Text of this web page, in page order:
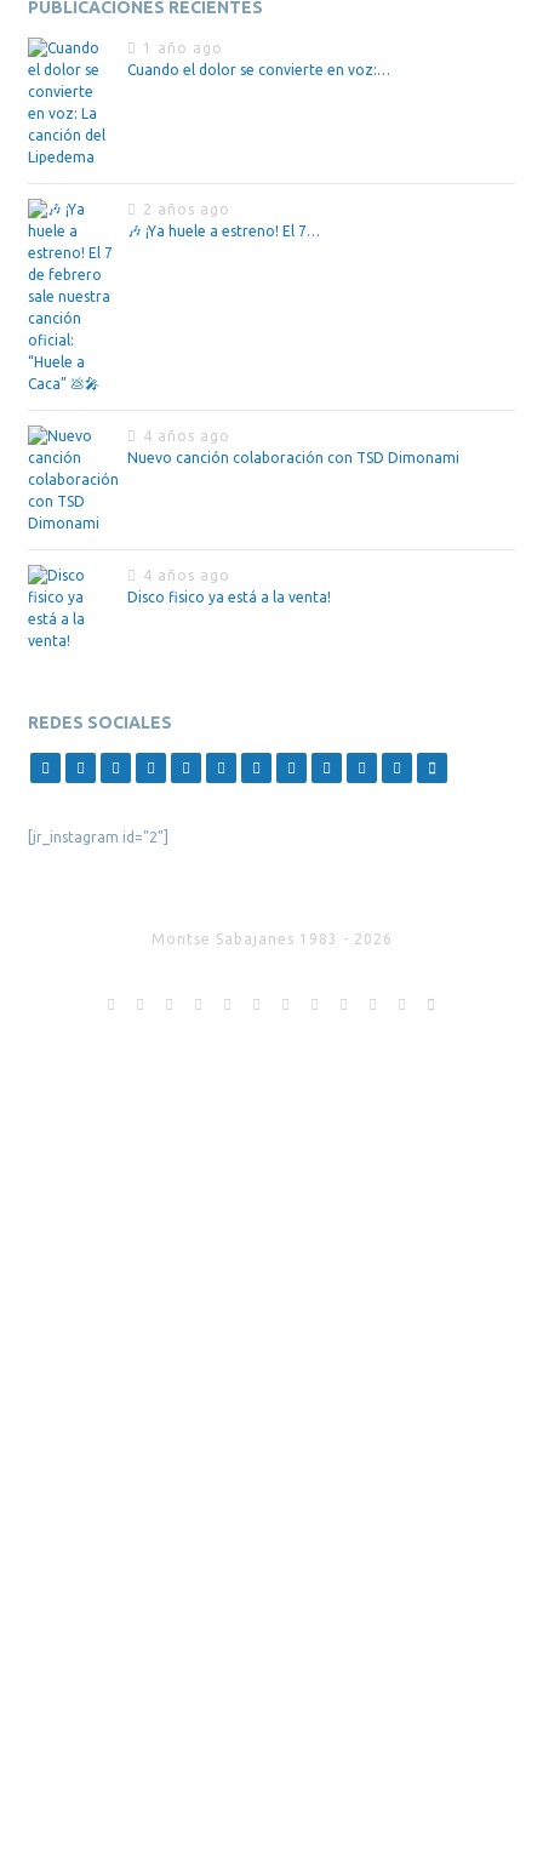
PUBLICACIONES RECIENTES
1 año ago
Cuando el dolor se convierte en voz:…
2 años ago
🎶 ¡Ya huele a estreno! El 7…
4 años ago
Nuevo canción colaboración con TSD Dimonami
4 años ago
Disco fisico ya está a la venta!
REDES SOCIALES
[jr_instagram id="2"]
Montse Sabajanes 1983 - 2026